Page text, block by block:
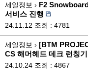
세일정보 › F2
서비스 진행
24.11.12 조회 : 4781
세일정보 › [BTM
CS 해머헤드 데크 런칭
24.10.24 조회 : 4867